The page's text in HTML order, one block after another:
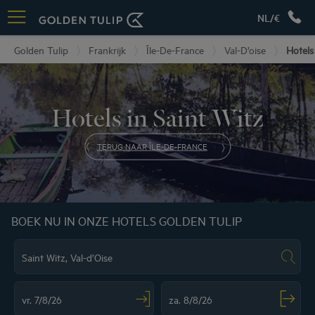
NL/€
Golden Tulip Frankrijk Île-De-France Val-D’oise
Hotels in Saint Witz
TERUG NAAR ÎLE-DE-FRANCE
BOEK NU IN ONZE HOTELS GOLDEN TULIP